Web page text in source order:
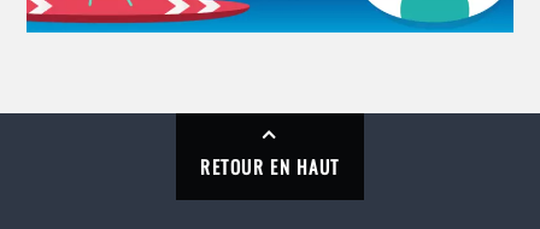
RETOUR EN HAUT